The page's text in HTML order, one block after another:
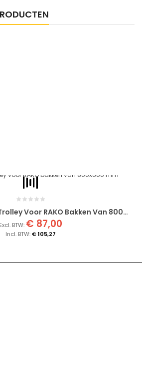
Onderzetwagen / Trolley Voor RAKO Bakken Van 800x600 Mm (Gesloten Trolley)
€ 105,27
€ 87,00